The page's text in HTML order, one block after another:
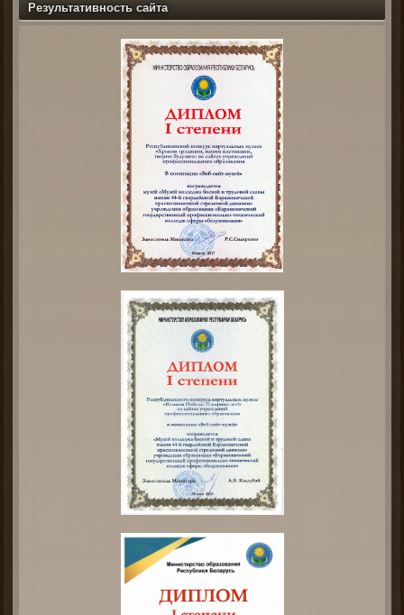
Результативность сайта